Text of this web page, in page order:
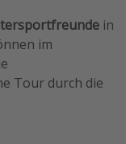
in
im
Tour durch die